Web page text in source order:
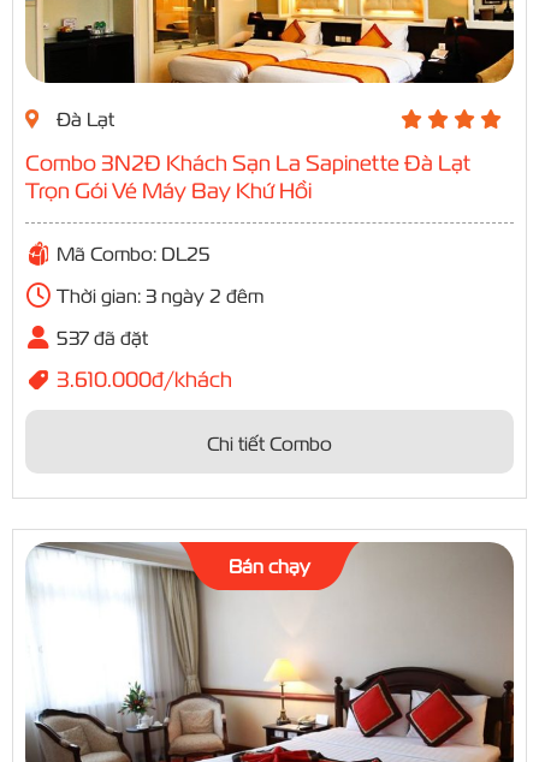
Đà Lạt
Combo 3N2Đ Khách Sạn La Sapinette Đà Lạt
Trọn Gói Vé Máy Bay Khứ Hồi
Mã Combo: DL25
Thời gian: 3 ngày 2 đêm
537 đã đặt
3.610.000đ/khách
Chi tiết Combo
Bán chạy